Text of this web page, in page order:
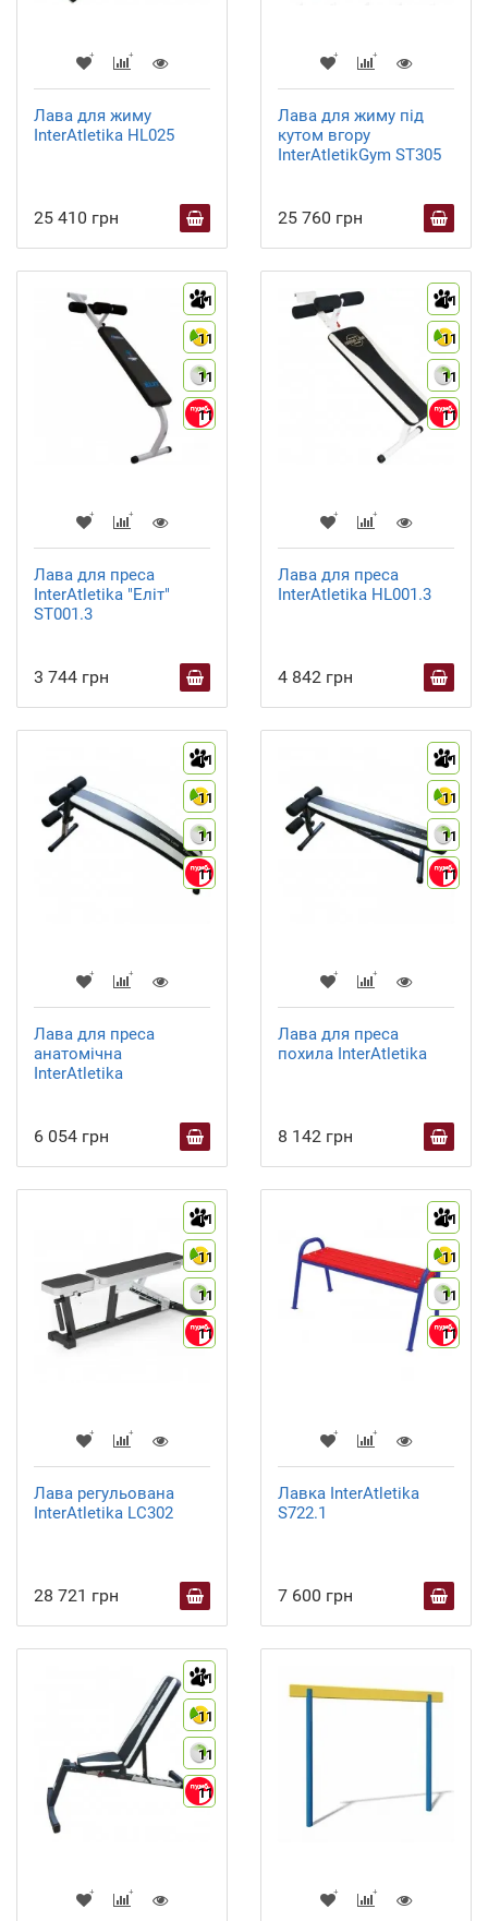
Лава для жиму
InterAtletika HL025
25 410 грн
Лава для жиму під
кутом вгору
InterAtletikGym ST305
25 760 грн
11
11
11
11
Лава для преса
InterAtletika "Еліт"
SТ001.3
3 744 грн
11
11
11
11
Лава для преса
InterAtletika HL001.3
4 842 грн
11
11
11
11
Лава для преса
анатомічна
InterAtletika
6 054 грн
11
11
11
11
Лава для преса
похила InterAtletika
8 142 грн
11
11
11
11
Лава регульована
InterAtletika LC302
28 721 грн
11
11
11
11
Лавка InterAtletika
S722.1
7 600 грн
11
11
11
11